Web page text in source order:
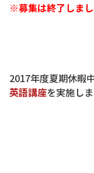
※募集は終了しまし
2017年度夏期休暇
英語講座を実施しま